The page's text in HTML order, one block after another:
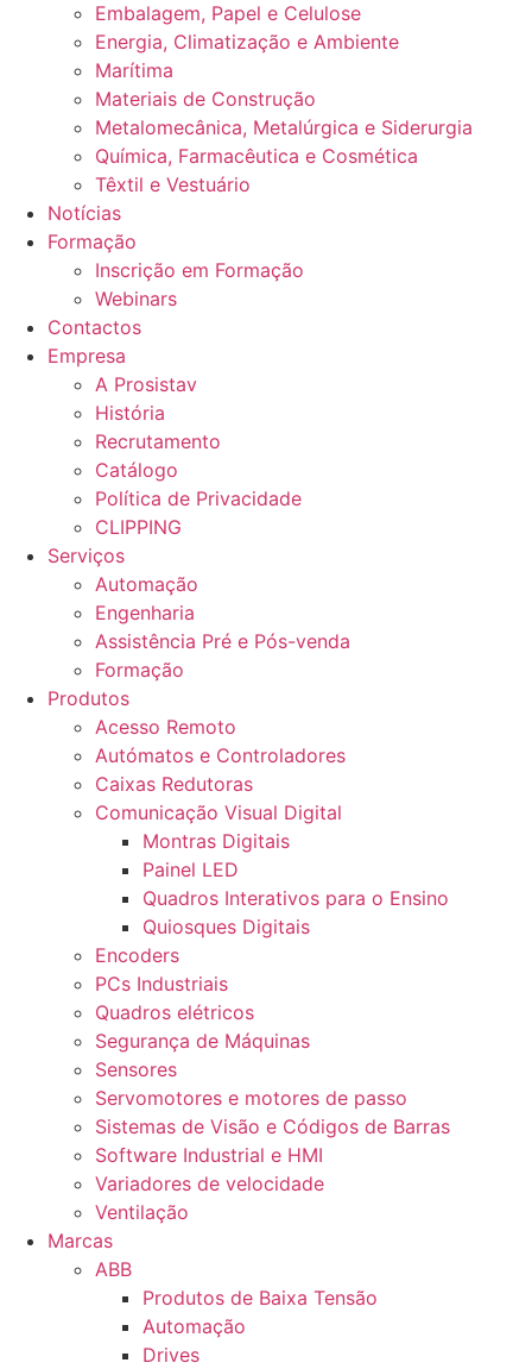
Embalagem, Papel e Celulose
Energia, Climatização e Ambiente
Marítima
Materiais de Construção
Metalomecânica, Metalúrgica e Siderurgia
Química, Farmacêutica e Cosmética
Têxtil e Vestuário
Notícias
Formação
Inscrição em Formação
Webinars
Contactos
Empresa
A Prosistav
História
Recrutamento
Catálogo
Política de Privacidade
CLIPPING
Serviços
Automação
Engenharia
Assistência Pré e Pós-venda
Formação
Produtos
Acesso Remoto
Autómatos e Controladores
Caixas Redutoras
Comunicação Visual Digital
Montras Digitais
Painel LED
Quadros Interativos para o Ensino
Quiosques Digitais
Encoders
PCs Industriais
Quadros elétricos
Segurança de Máquinas
Sensores
Servomotores e motores de passo
Sistemas de Visão e Códigos de Barras
Software Industrial e HMI
Variadores de velocidade
Ventilação
Marcas
ABB
Produtos de Baixa Tensão
Automação
Drives